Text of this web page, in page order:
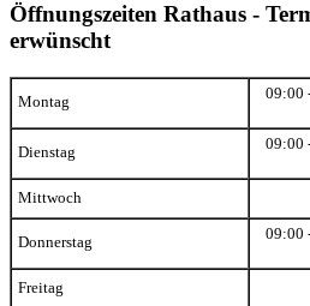
Öffnungszeiten Rathaus -
erwünscht
Montag
09:00
Dienstag
09:00
Mittwoch
Donnerstag
09:00
Freitag